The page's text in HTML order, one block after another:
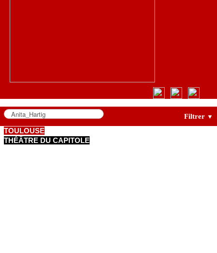
Filtrer ▼
TOULOUSE
THÉÂTRE DU CAPITOLE